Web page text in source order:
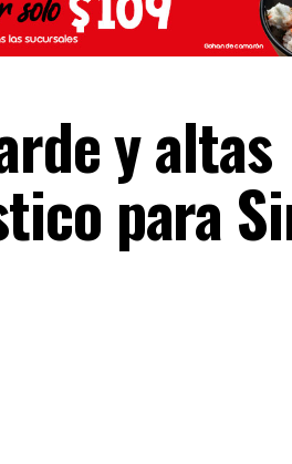
y altas
para